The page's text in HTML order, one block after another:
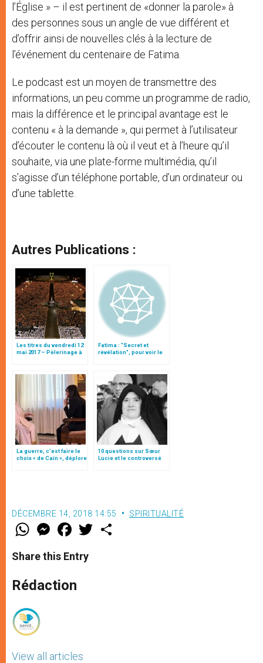
l’Église » – il est pertinent de «donner la parole» à
des personnes sous un angle de vue différent et
d’offrir ainsi de nouvelles clés à la lecture de
l’événement du centenaire de Fatima.
Le podcast est un moyen de transmettre des
informations, un peu comme un programme de radio,
mais la différence et le principal avantage est le
contenu « à la demande », qui permet à l’utilisateur
d’écouter le contenu là où il veut et à l’heure qu’il
souhaite, via une plate-forme multimédia, qu’il
s’agisse d’un téléphone portable, d’un ordinateur ou
d’une tablette.
Autres Publications :
Les titres du vendredi 12
mai 2017 – Pèlerinage à
Fatima : "Secret et
révélation", pour voir le
La guerre, c’est faire le
choix « de Caïn », déplore
10 questions sur Sœur
Lucie et le controversé
DÉCEMBRE 14, 2018 14:55 SPIRITUALITÉ
W
t
s
p
p
M
e
s
e
g
e
F
a
e
b
o
k
w
Share this Entry
Rédaction
View all articles